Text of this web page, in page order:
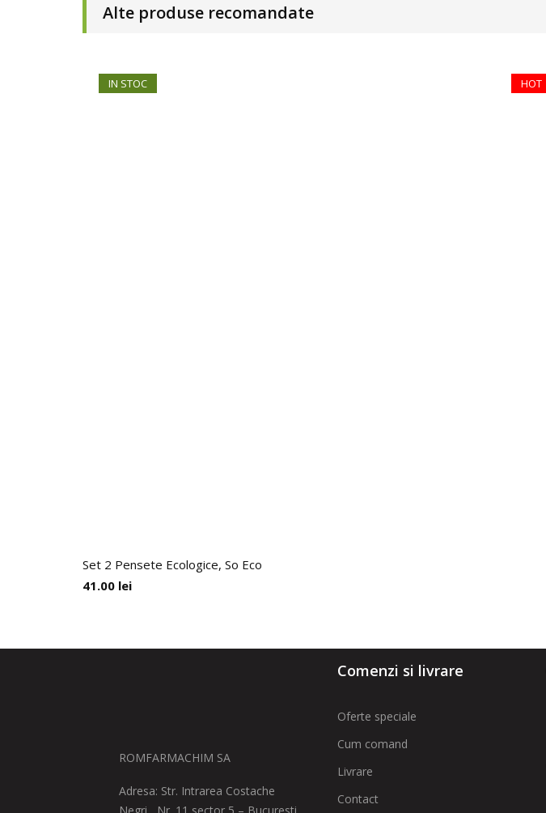
Alte produse recomandate
HOT
IN STOC
Set 2 Pensete Ecologice, So Eco
41.00 lei
ROMFARMACHIM SA
Adresa: Str. Intrarea Costache
Comenzi si livrare
Oferte speciale
Cum comand
Livrare
Contact